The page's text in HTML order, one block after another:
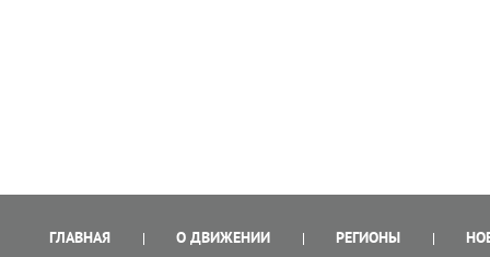
ГЛАВНАЯ О ДВИЖЕНИИ РЕГИОНЫ